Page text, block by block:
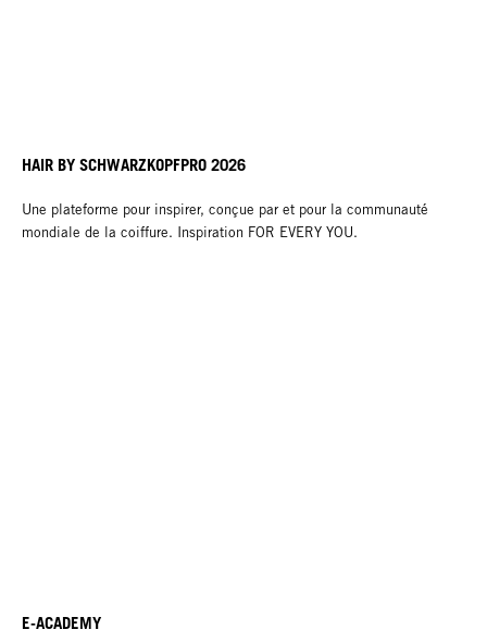
HAIR BY SCHWARZKOPFPRO 2026
Une plateforme pour inspirer, conçue par et pour la communauté
mondiale de la coiffure. Inspiration FOR EVERY YOU.
E-ACADEMY